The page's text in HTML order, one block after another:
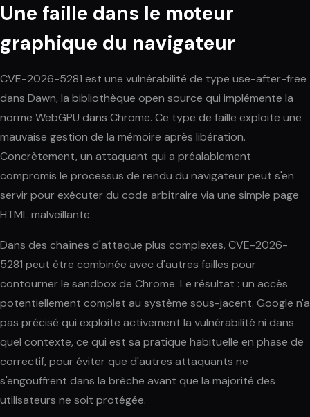
Une faille dans le moteur
graphique du navigateur
CVE-2026-5281 est une vulnérabilité de type use-after-free
dans Dawn, la bibliothèque open source qui implémente la
norme WebGPU dans Chrome. Ce type de faille exploite une
mauvaise gestion de la mémoire après libération.
Concrètement, un attaquant qui a préalablement
compromis le processus de rendu du navigateur peut s'en
servir pour exécuter du code arbitraire via une simple page
HTML malveillante.
Dans des chaînes d'attaque plus complexes, CVE-2026-
5281 peut être combinée avec d'autres failles pour
contourner le sandbox de Chrome. Le résultat : un accès
potentiellement complet au système sous-jacent. Google n'a
pas précisé qui exploite activement la vulnérabilité ni dans
quel contexte, ce qui est sa pratique habituelle en phase de
correctif, pour éviter que d'autres attaquants ne
s'engouffrent dans la brèche avant que la majorité des
utilisateurs ne soit protégée.